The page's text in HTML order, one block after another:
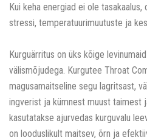
Kui keha energiad ei ole
stressi, temperatuurimuutuste ja
Kurguärritus on üks kõige
välismõjudega. Kurgutee Throat
magusamaitseline segu lagritsast,
ingverist ja kümnest muust taimest
kasutatakse ajurvedas kurguvalu
on looduslikult maitsev, õrn ja